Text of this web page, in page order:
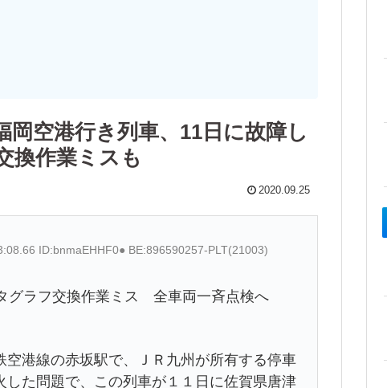
空港行き列車、11日に故障し
作業ミスも
2020.09.25
ID:bnmaEHHF0● BE:896590257-PLT(21003)
グラフ交換作業ミス 全車両一斉点検へ
港線の赤坂駅で、ＪＲ九州が所有する停車
た問題で、この列車が１１日に佐賀県唐津